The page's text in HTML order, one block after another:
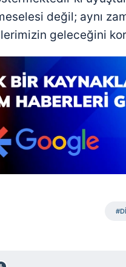
uygun olarak kullanılan
değil; aynı
geleceğini